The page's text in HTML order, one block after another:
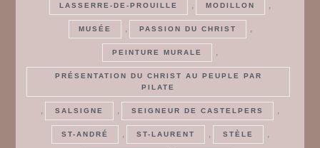
LASSERRE-DE-PROUILLE , MODILLON ,
MUSÉE , PASSION DU CHRIST ,
PEINTURE MURALE ,
PRÉSENTATION DU CHRIST AU PEUPLE PAR
PILATE
, SALSIGNE , SEIGNEUR DE CASTELPERS ,
ST-ANDRÉ , ST-LAURENT , STÈLE ,